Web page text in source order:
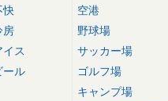
快
房
イス
ール
空港
野球場
サッカー場
ゴルフ場
キャンプ場